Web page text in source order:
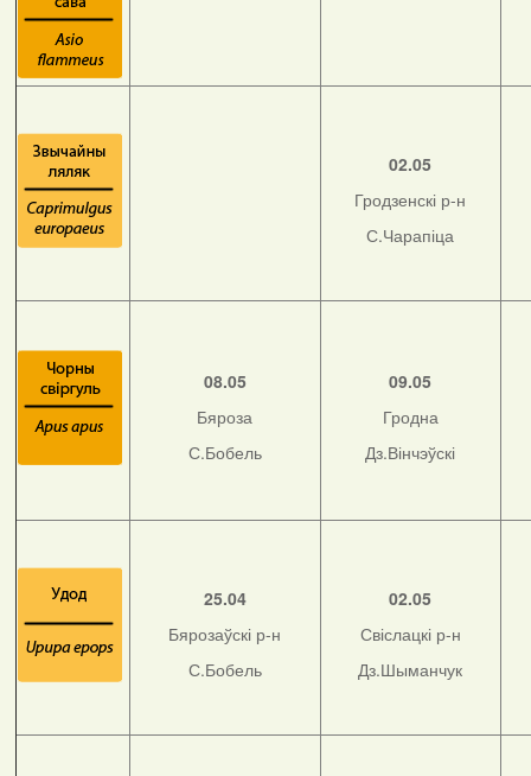
02.05
Гродзенскі р-н
С.Чарапіца
08.05
Бяроза
С.Бобель
09.05
Гродна
Дз.Вінчэўскі
25.04
Бярозаўскі р-н
С.Бобель
02.05
Свіслацкі р-н
Дз.Шыманчук